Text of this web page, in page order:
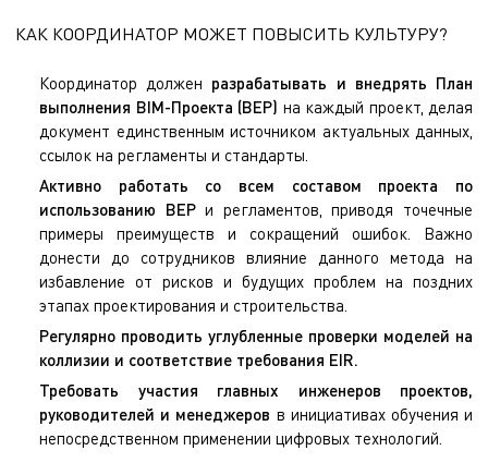
КАК КООРДИНАТОР МОЖЕТ ПОВЫСИТЬ КУЛЬТУРУ?
Координатор должен разрабатывать и внедрять План
выполнения BIM-Проекта (BEP) на каждый проект, делая
документ единственным источником актуальных данных,
ссылок на регламенты и стандарты.
Активно работать со всем составом проекта по
использованию BEPи регламентов, приводя точечные
примеры преимуществ и сокращений ошибок. Важно
донести до сотрудников влияние данного метода на
избавление от рисков и будущих проблем на поздних
этапах проектирования и строительства.
Регулярно проводить углубленные проверки моделей на
коллизии и соответствие требования EIR.
Требовать участия главных инженеров проектов,
руководителей и менеджеров в инициативах обучения и
непосредственном применении цифровых технологий.